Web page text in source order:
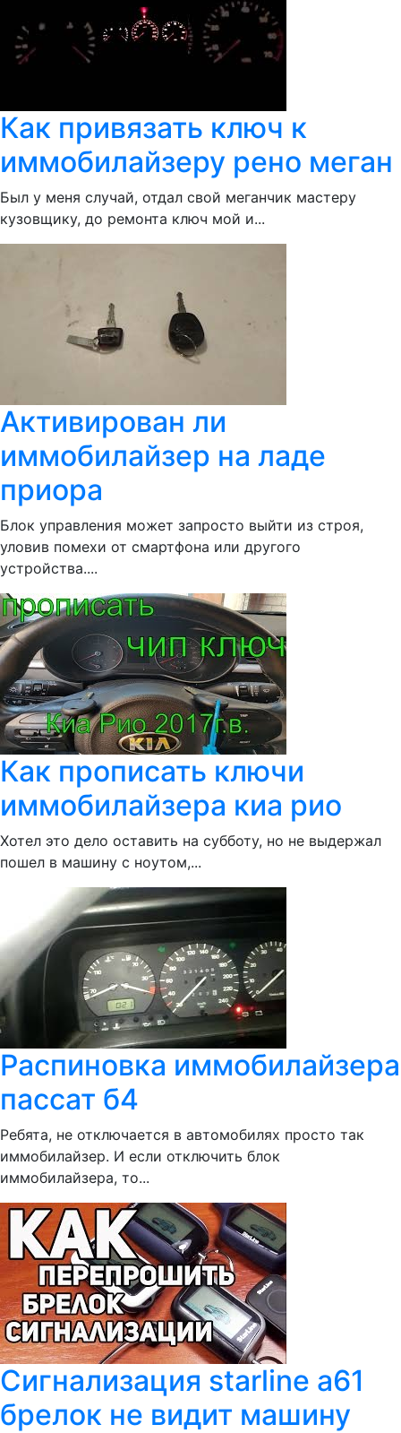
Как привязать ключ к
иммобилайзеру рено меган
Был у меня случай, отдал свой меганчик мастеру
кузовщику, до ремонта ключ мой и...
Активирован ли
иммобилайзер на ладе
приора
Блок управления может запросто выйти из строя,
уловив помехи от смартфона или другого
устройства....
Как прописать ключи
иммобилайзера киа рио
Хотел это дело оставить на субботу, но не выдержал
пошел в машину с ноутом,...
Распиновка иммобилайзера
пассат б4
Ребята, не отключается в автомобилях просто так
иммобилайзер. И если отключить блок
иммобилайзера, то...
Сигнализация starline a61
брелок не видит машину